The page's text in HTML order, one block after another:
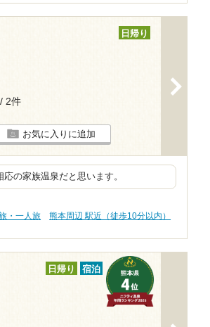
日帰り
/ 2件
お気に入りに追加
の家族温泉だと思います。
・一人旅
熊本周辺 駅近（徒歩10分以内）
日帰り 宿泊